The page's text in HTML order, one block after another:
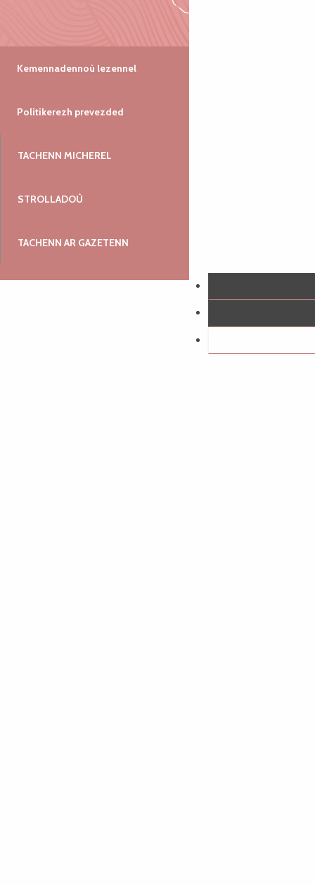
Kemennadennoù lezennel
Politikerezh prevezded
TACHENN MICHEREL
STROLLADOÙ
TACHENN AR GAZETENN